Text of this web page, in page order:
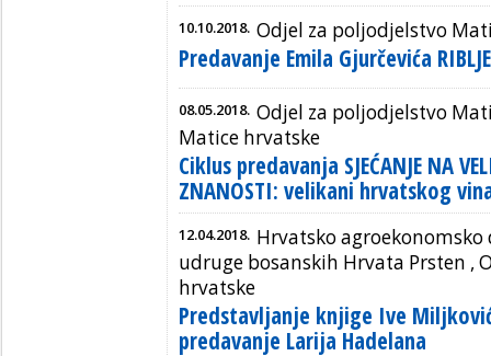
10.10.2018. Odjel za poljodjelstvo
Predavanje Emila Gjurčevića
08.05.2018. Odjel za poljodjelstvo
Matice hrvatske
Ciklus predavanja SJEĆANJE NA
ZNANOSTI: velikani hrvatskog
12.04.2018. Hrvatsko
udruge bosanskih Hrvata Prsten ,
hrvatske
Predstavljanje knjige Ive
predavanje Larija Hadelana